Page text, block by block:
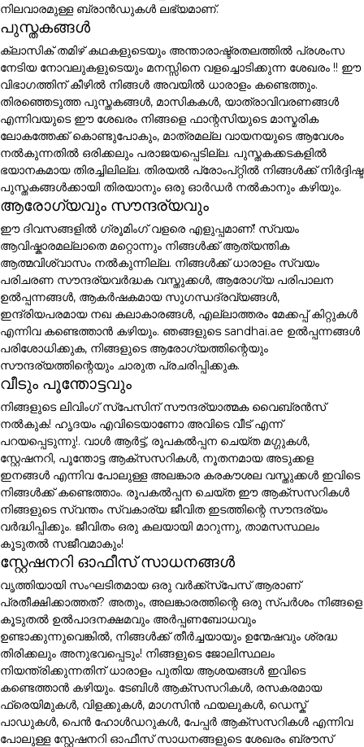
നിലവാരമുള്ള ബ്രാൻഡുകൾ ലഭ്യമാണ്.
പുസ്തകങ്ങൾ
ക്ലാസിക് തമിഴ് കഥകളുടെയും അന്താരാഷ്ട്രതലത്തിൽ പ്രശംസ
നേടിയ നോവലുകളുടെയും മനസ്സിനെ വളച്ചൊടിക്കുന്ന ശേഖരം !! ഈ
വിഭാഗത്തിന് കീഴിൽ നിങ്ങൾ അവയിൽ ധാരാളം കണ്ടെത്തും.
തിരഞ്ഞെടുത്ത പുസ്തകങ്ങൾ, മാസികകൾ, യാത്രാവിവരണങ്ങൾ
എന്നിവയുടെ ഈ ശേഖരം നിങ്ങളെ ഫാന്റസിയുടെ മാസ്മരിക
ലോകത്തേക്ക് കൊണ്ടുപോകും, മാത്രമല്ല വായനയുടെ ആവേശം
നൽകുന്നതിൽ ഒരിക്കലും പരാജയപ്പെടില്ല. പുസ്തകക്കടകളിൽ
ഭയാനകമായ തിരച്ചിലില്ല. തിരയൽ പ്രോംപ്റ്റിൽ നിങ്ങൾക്ക് നിർദ്ദിഷ്ട
പുസ്തകങ്ങൾക്കായി തിരയാനും ഒരു ഓർഡർ നൽകാനും കഴിയും.
ആരോഗ്യവും സൗന്ദര്യവും
ഈ ദിവസങ്ങളിൽ ഗ്രൂമിംഗ് വളരെ എളുപ്പമാണ്! സ്വയം
ആവിഷ്കാരമല്ലാതെ മറ്റൊന്നും നിങ്ങൾക്ക് ആത്യന്തിക
ആത്മവിശ്വാസം നൽകുന്നില്ല. നിങ്ങൾക്ക് ധാരാളം സ്വയം
പരിചരണ സൗന്ദര്യവർദ്ധക വസ്തുക്കൾ, ആരോഗ്യ പരിപാലന
ഉൽപ്പന്നങ്ങൾ, ആകർഷകമായ സുഗന്ധദ്രവ്യങ്ങൾ,
ഇന്ദ്രിയപരമായ നഖ കലാകാരങ്ങൾ, എല്ലാത്തരം മേക്കപ്പ് കിറ്റുകൾ
എന്നിവ കണ്ടെത്താൻ കഴിയും. ഞങ്ങളുടെ sandhai.ae ഉൽപ്പന്നങ്ങൾ
പരിശോധിക്കുക, നിങ്ങളുടെ ആരോഗ്യത്തിന്റെയും
സൗന്ദര്യത്തിന്റെയും ചാരുത പ്രചരിപ്പിക്കുക.
വീടും പൂന്തോട്ടവും
നിങ്ങളുടെ ലിവിംഗ് സ്പേസിന് സൗന്ദര്യാത്മക വൈബ്രൻസ്
നൽകുക! ഹൃദയം എവിടെയാണോ അവിടെ വീട് എന്ന്
പറയപ്പെടുന്നു!. വാൾ ആർട്ട്, രൂപകൽപ്പന ചെയ്ത മഗ്ഗുകൾ,
സ്റ്റേഷനറി, പൂന്തോട്ട ആക്സസറികൾ, നൂതനമായ അടുക്കള
ഇനങ്ങൾ എന്നിവ പോലുള്ള അലങ്കാര കരകൗശല വസ്തുക്കൾ ഇവിടെ
നിങ്ങൾക്ക് കണ്ടെത്താം. രൂപകൽപ്പന ചെയ്ത ഈ ആക്സസറികൾ
നിങ്ങളുടെ സ്വന്തം സ്വകാര്യ ജീവിത ഇടത്തിന്റെ സൗന്ദര്യം
വർദ്ധിപ്പിക്കും. ജീവിതം ഒരു കലയായി മാറുന്നു, താമസസ്ഥലം
കൂടുതൽ സജീവമാകും!
സ്റ്റേഷനറി ഓഫീസ് സാധനങ്ങൾ
വൃത്തിയായി സംഘടിതമായ ഒരു വർക്ക്സ്പേസ് ആരാണ്
പ്രതീക്ഷിക്കാത്തത്? അതും, അലങ്കാരത്തിന്റെ ഒരു സ്പർശം നിങ്ങളെ
കൂടുതൽ ഉൽപാദനക്ഷമവും അർപ്പണബോധവും
ഉണ്ടാക്കുന്നുവെങ്കിൽ, നിങ്ങൾക്ക് തീർച്ചയായും ഉന്മേഷവും ശ്രദ്ധ
തിരിക്കലും അനുഭവപ്പെടും! നിങ്ങളുടെ ജോലിസ്ഥലം
നിയന്ത്രിക്കുന്നതിന് ധാരാളം പുതിയ ആശയങ്ങൾ ഇവിടെ
കണ്ടെത്താൻ കഴിയും. ടേബിൾ ആക്സസറികൾ, രസകരമായ
ഫ്രെയിമുകൾ, വിളക്കുകൾ, മാഗസിൻ ഫയലുകൾ, ഡെസ്ക്
പാഡുകൾ, പെൻ ഹോൾഡറുകൾ, പേപ്പർ ആക്സസറികൾ എന്നിവ
പോലുള്ള സ്റ്റേഷനറി ഓഫീസ് സാധനങ്ങളുടെ ശേഖരം ബ്രൗസ്